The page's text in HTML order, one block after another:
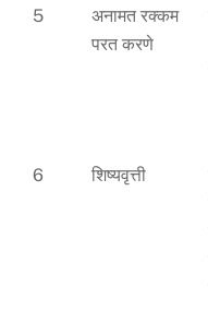
5
अनामत रक्कम
परत करणे
6 शिष्यवृत्ती